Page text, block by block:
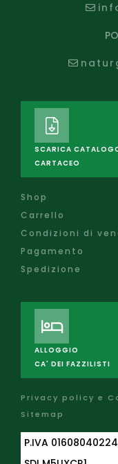
SCARICA
CARTACEO
Shop
Carrello
Condizioni di
Pagamento
Spedizione
ALLOGGIO
CA' DEI FAZZILISTI
Privacy policy e
Sitemap
P.IVA 01608040224